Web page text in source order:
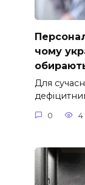
чому
Для
0 4